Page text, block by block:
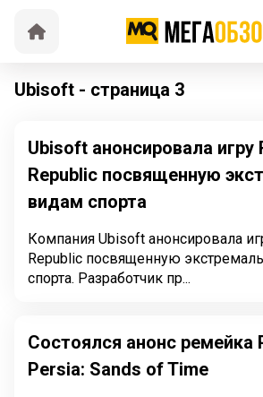
Ubisoft - страница 3
Ubisoft анонсировала игру
Republic посвященную
видам спорта
Компания Ubisoft анонсировала
Republic посвященную
спорта. Разработчик пр...
Состоялся анонс ремейка
Persia: Sands of Time